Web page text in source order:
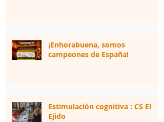
¡Enhorabuena, somos
campeones de España!
Estimulación cognitiva : CS El
Ejido